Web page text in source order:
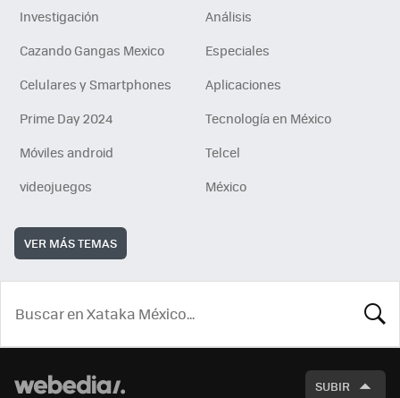
Investigación
Análisis
Cazando Gangas Mexico
Especiales
Celulares y Smartphones
Aplicaciones
Prime Day 2024
Tecnología en México
Móviles android
Telcel
videojuegos
México
VER MÁS TEMAS
SUBIR